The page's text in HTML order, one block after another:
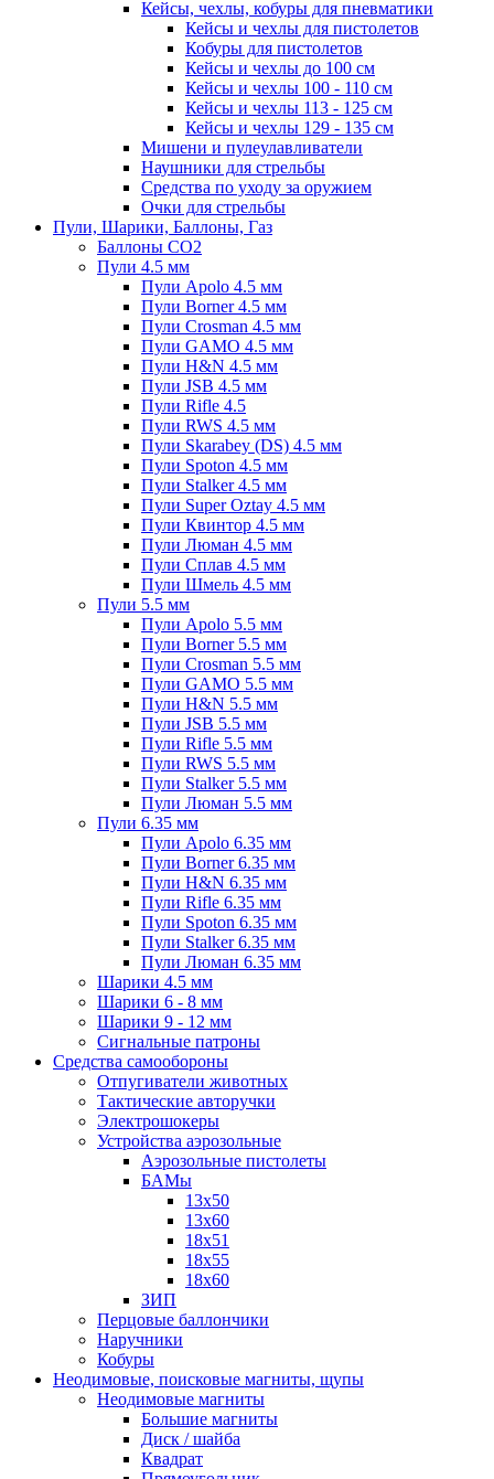
Кейсы, чехлы, кобуры для пневматики
Кейсы и чехлы для пистолетов
Кобуры для пистолетов
Кейсы и чехлы до 100 см
Кейсы и чехлы 100 - 110 см
Кейсы и чехлы 113 - 125 см
Кейсы и чехлы 129 - 135 см
Мишени и пулеулавливатели
Наушники для стрельбы
Средства по уходу за оружием
Очки для стрельбы
Пули, Шарики, Баллоны, Газ
Баллоны CO2
Пули 4.5 мм
Пули Apolo 4.5 мм
Пули Borner 4.5 мм
Пули Crosman 4.5 мм
Пули GAMO 4.5 мм
Пули H&N 4.5 мм
Пули JSB 4.5 мм
Пули Rifle 4.5
Пули RWS 4.5 мм
Пули Skarabey (DS) 4.5 мм
Пули Spoton 4.5 мм
Пули Stalker 4.5 мм
Пули Super Oztay 4.5 мм
Пули Квинтор 4.5 мм
Пули Люман 4.5 мм
Пули Сплав 4.5 мм
Пули Шмель 4.5 мм
Пули 5.5 мм
Пули Apolo 5.5 мм
Пули Borner 5.5 мм
Пули Crosman 5.5 мм
Пули GAMO 5.5 мм
Пули H&N 5.5 мм
Пули JSB 5.5 мм
Пули Rifle 5.5 мм
Пули RWS 5.5 мм
Пули Stalker 5.5 мм
Пули Люман 5.5 мм
Пули 6.35 мм
Пули Apolo 6.35 мм
Пули Borner 6.35 мм
Пули H&N 6.35 мм
Пули Rifle 6.35 мм
Пули Spoton 6.35 мм
Пули Stalker 6.35 мм
Пули Люман 6.35 мм
Шарики 4.5 мм
Шарики 6 - 8 мм
Шарики 9 - 12 мм
Сигнальные патроны
Средства самообороны
Отпугиватели животных
Тактические авторучки
Электрошокеры
Устройства аэрозольные
Аэрозольные пистолеты
БАМы
13х50
13х60
18х51
18х55
18х60
ЗИП
Перцовые баллончики
Наручники
Кобуры
Неодимовые, поисковые магниты, щупы
Неодимовые магниты
Большие магниты
Диск / шайба
Квадрат